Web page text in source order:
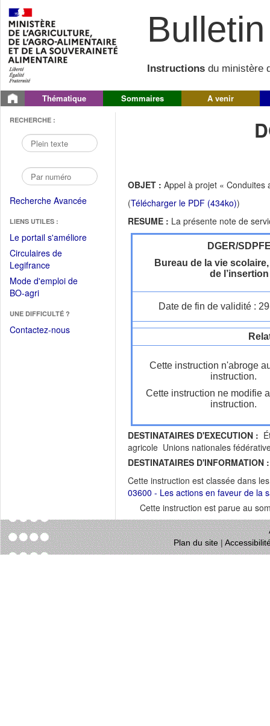
Instructions du ministère
Thématique Sommaires A venir
RECHERCHE :
Recherche Avancée
LIENS UTILES :
Le portail s'améliore(Fichier
Circulaires de
Legifrance(Ouvrir
dans
une
fenêtre)
Mode d'emploi de
BO-agri(Ouvrir
une
nouvelle
UNE DIFFICULTÉ ?
Contactez-nous
OBJET : Appel à projet « Conduites
(Télécharger le PDF (434ko))
RESUME : La présente note de
DGER/
Bureau de la vie
de l’insertion
Date de fin de validité :
Cette instruction n'abroge
instruction.
Cette instruction ne modifie
instruction.
DESTINATAIRES D'EXECUTION :
agricole Unions nationales
DESTINATAIRES D'INFORMATION :
Cette instruction est classée dans
03600 - Les actions en faveur de la
Cette instruction est parue au
Plan du site|